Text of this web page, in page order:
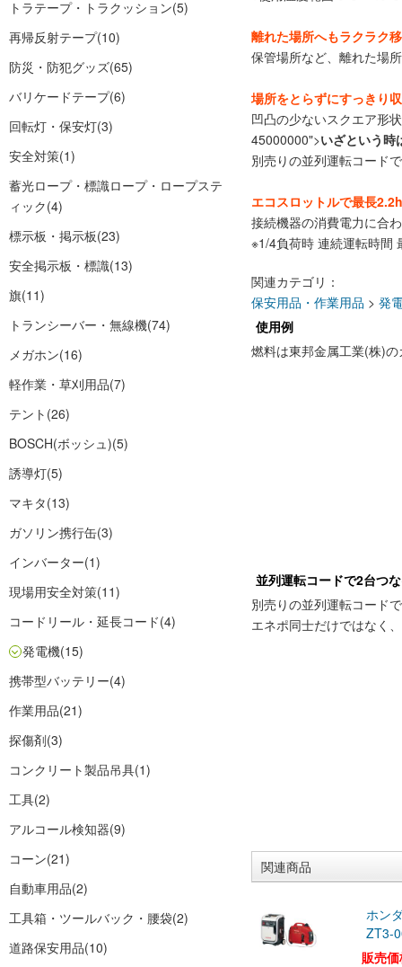
トラテープ・トラクッション(5)
再帰反射テープ(10)
防災・防犯グッズ(65)
バリケードテープ(6)
回転灯・保安灯(3)
安全対策(1)
蓄光ロープ・標識ロープ・ロープステ
ィック(4)
標示板・掲示板(23)
安全掲示板・標識(13)
旗(11)
トランシーバー・無線機(74)
メガホン(16)
軽作業・草刈用品(7)
テント (26)
BOSCH(ボッシュ)(5)
誘導灯(5)
マキタ(13)
ガソリン携行缶(3)
インバーター(1)
現場用安全対策(11)
コードリール・延長コード(4)
発電機(15)
携帯型バッテリー(4)
作業用品(21)
探傷剤(3)
コンクリート製品吊具(1)
工具(2)
アルコール検知器(9)
コーン(21)
自動車用品(2)
工具箱・ツールバック・腰袋(2)
道路保安用品(10)
離れた場所へもラクラク
保管場所など、離れた場
場所をとらずにすっきり
凹凸の少ないスクエア形
45000000">いざという時
別売りの並列運転コード
エコスロットルで最長
接続機器の消費電力に合
※1/4負荷時 連続運転時間
関連カテゴリ：
保安用品・作業用品 > 発
使用例
燃料は東邦金属工業(株)
並列運転コードで2台つ
別売りの並列運転コード
エネポ同士だけではなく
関連商品
ホン
ZT3-
販売